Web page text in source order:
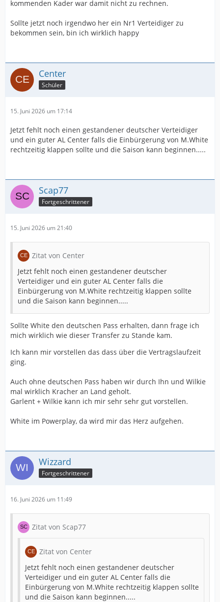
kommenden Kader war damit nicht zu rechnen.
Sollte jetzt noch irgendwo her ein Nr1 Verteidiger zu
bekommen sein, bin ich wirklich happy
Center
Schüler
15. Juni 2026 um 17:14
Jetzt fehlt noch einen gestandener deutscher Verteidiger
und ein guter AL Center falls die Einbürgerung von M.White
rechtzeitig klappen sollte und die Saison kann beginnen.....
Scap77
Fortgeschrittener
15. Juni 2026 um 21:40
Zitat von Center
Jetzt fehlt noch einen gestandener deutscher
Verteidiger und ein guter AL Center falls die
Einbürgerung von M.White rechtzeitig klappen sollte
und die Saison kann beginnen.....
Sollte White den deutschen Pass erhalten, dann frage ich
mich wirklich wie dieser Transfer zu Stande kam.
Ich kann mir vorstellen das dass über die Vertragslaufzeit
ging.
Auch ohne deutschen Pass haben wir durch Ihn und Wilkie
mal wirklich Kracher an Land geholt.
Garlent + Wilkie kann ich mir sehr sehr gut vorstellen.
White im Powerplay, da wird mir das Herz aufgehen.
Wizzard
Fortgeschrittener
16. Juni 2026 um 11:49
Zitat von Scap77
Zitat von Center
Jetzt fehlt noch einen gestandener deutscher
Verteidiger und ein guter AL Center falls die
Einbürgerung von M.White rechtzeitig klappen sollte
und die Saison kann beginnen.....